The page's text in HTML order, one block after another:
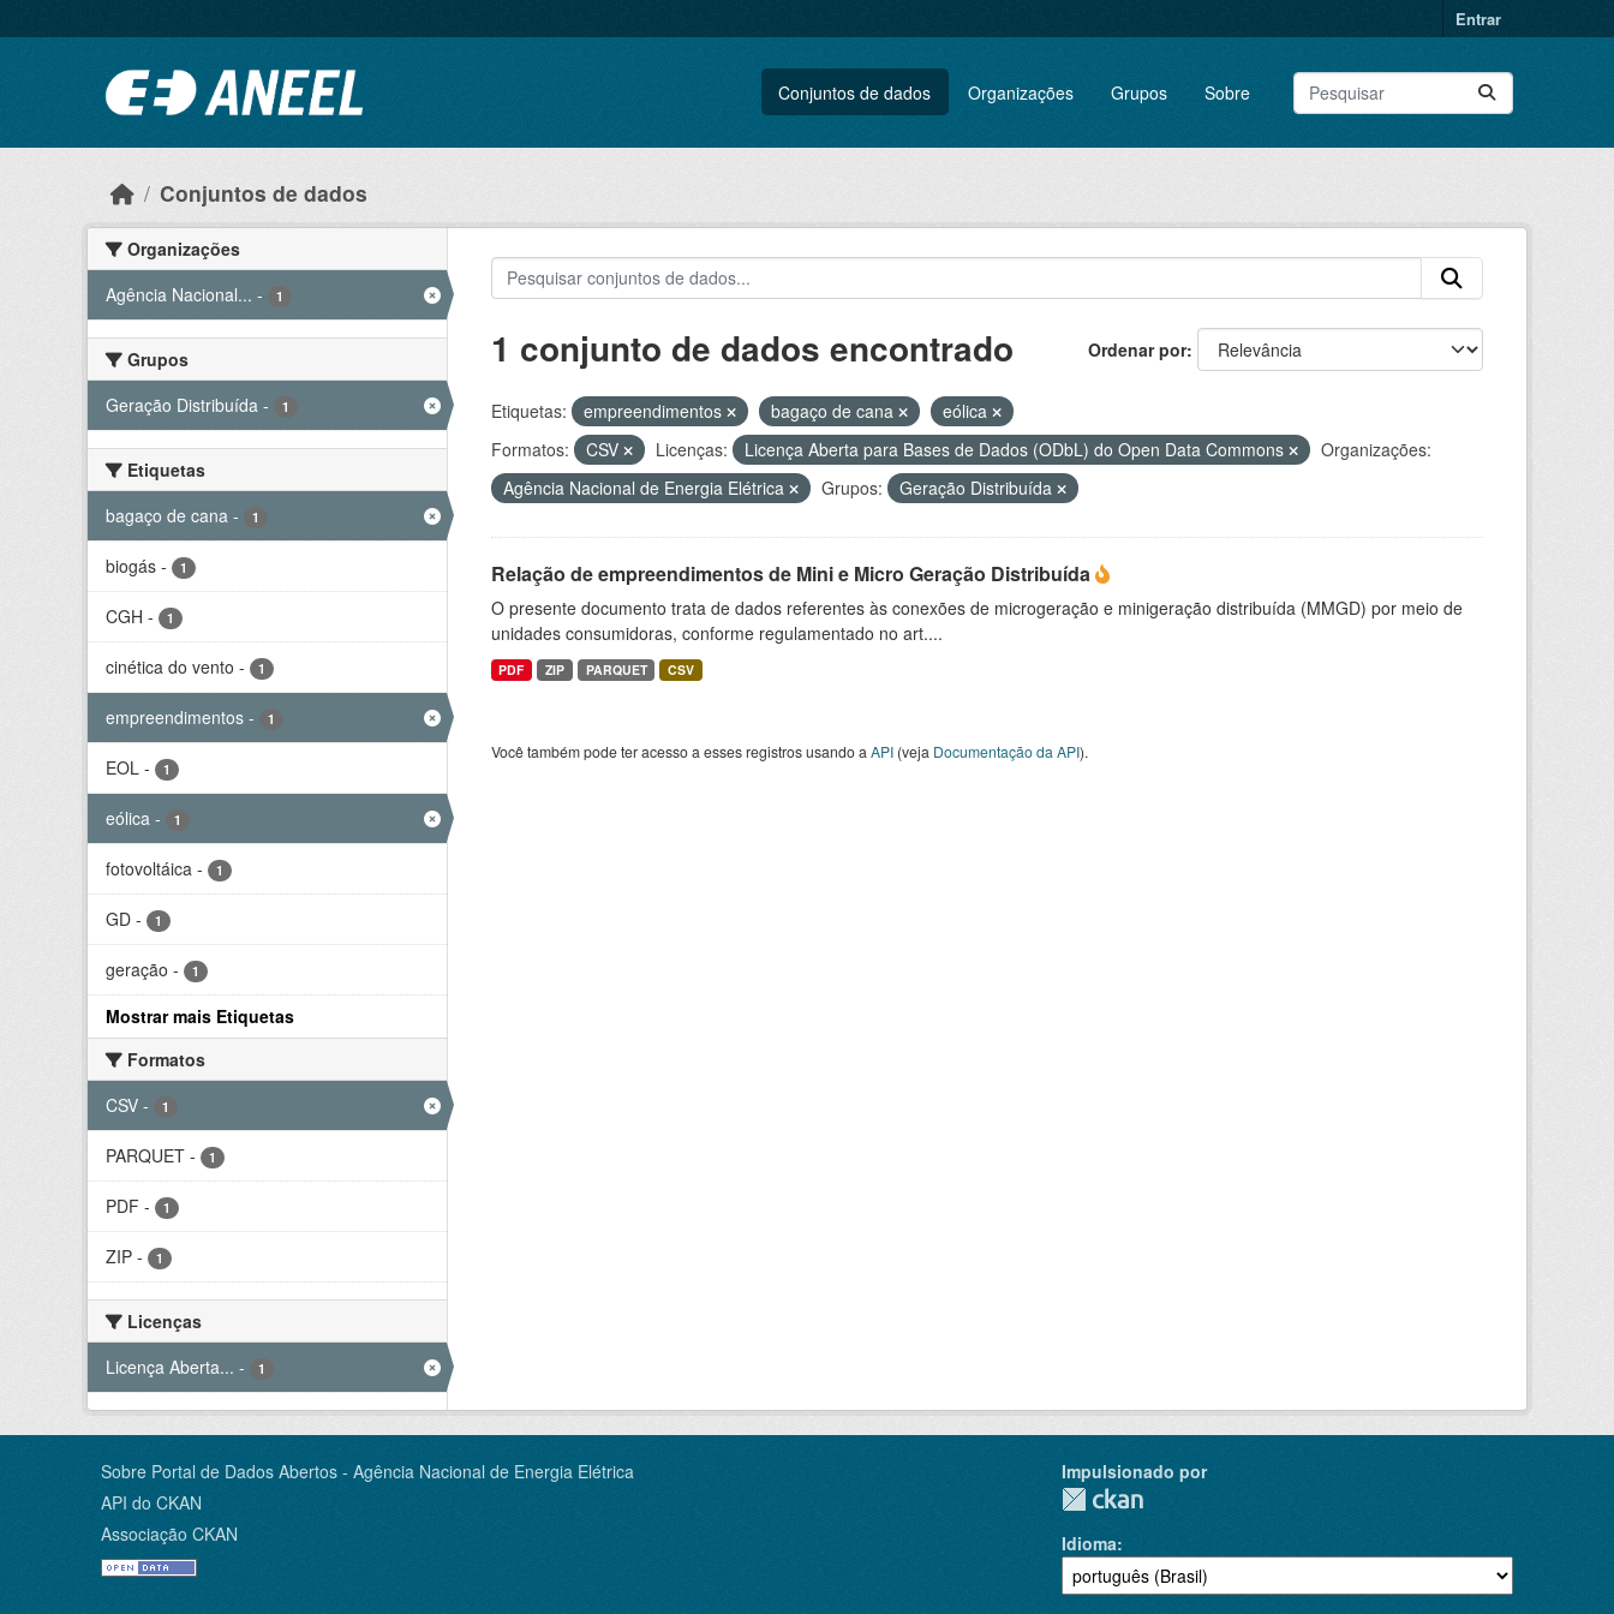
Entrar
Conjuntos de dados Organizações Grupos Sobre
Conjuntos de dados
Organizações
Agência Nacional... - 1
Grupos
Geração Distribuída - 1
Etiquetas
bagaço de cana - 1
biogás - 1
CGH - 1
cinética do vento - 1
empreendimentos - 1
EOL - 1
eólica - 1
fotovoltáica - 1
GD - 1
geração - 1
Mostrar mais Etiquetas
Formatos
CSV - 1
PARQUET - 1
PDF - 1
ZIP - 1
Licenças
Licença Aberta... - 1
Ordenar por
1 conjunto de dados encontrado
Etiquetas: empreendimentos bagaço de cana
eólica
Formatos:
CSV Licenças: Licença Aberta para Bases de Dados (ODbL) do Open Data Commons
Organizações:
Agência Nacional de Energia Elétrica
Grupos: Geração Distribuída
Relação de empreendimentos de Mini e Micro Geração Distribuída
O presente documento trata de dados referentes às conexões de microgeração e minigeração distribuída (MMGD) por meio de
unidades consumidoras, conforme regulamentado no art....
PDF ZIP PARQUET CSV
Você também pode ter acesso a esses registros usando a API(veja Documentação da API).
Sobre Portal de Dados Abertos - Agência Nacional de Energia Elétrica
API do CKAN
Associação CKAN
Impulsionado por
Idioma